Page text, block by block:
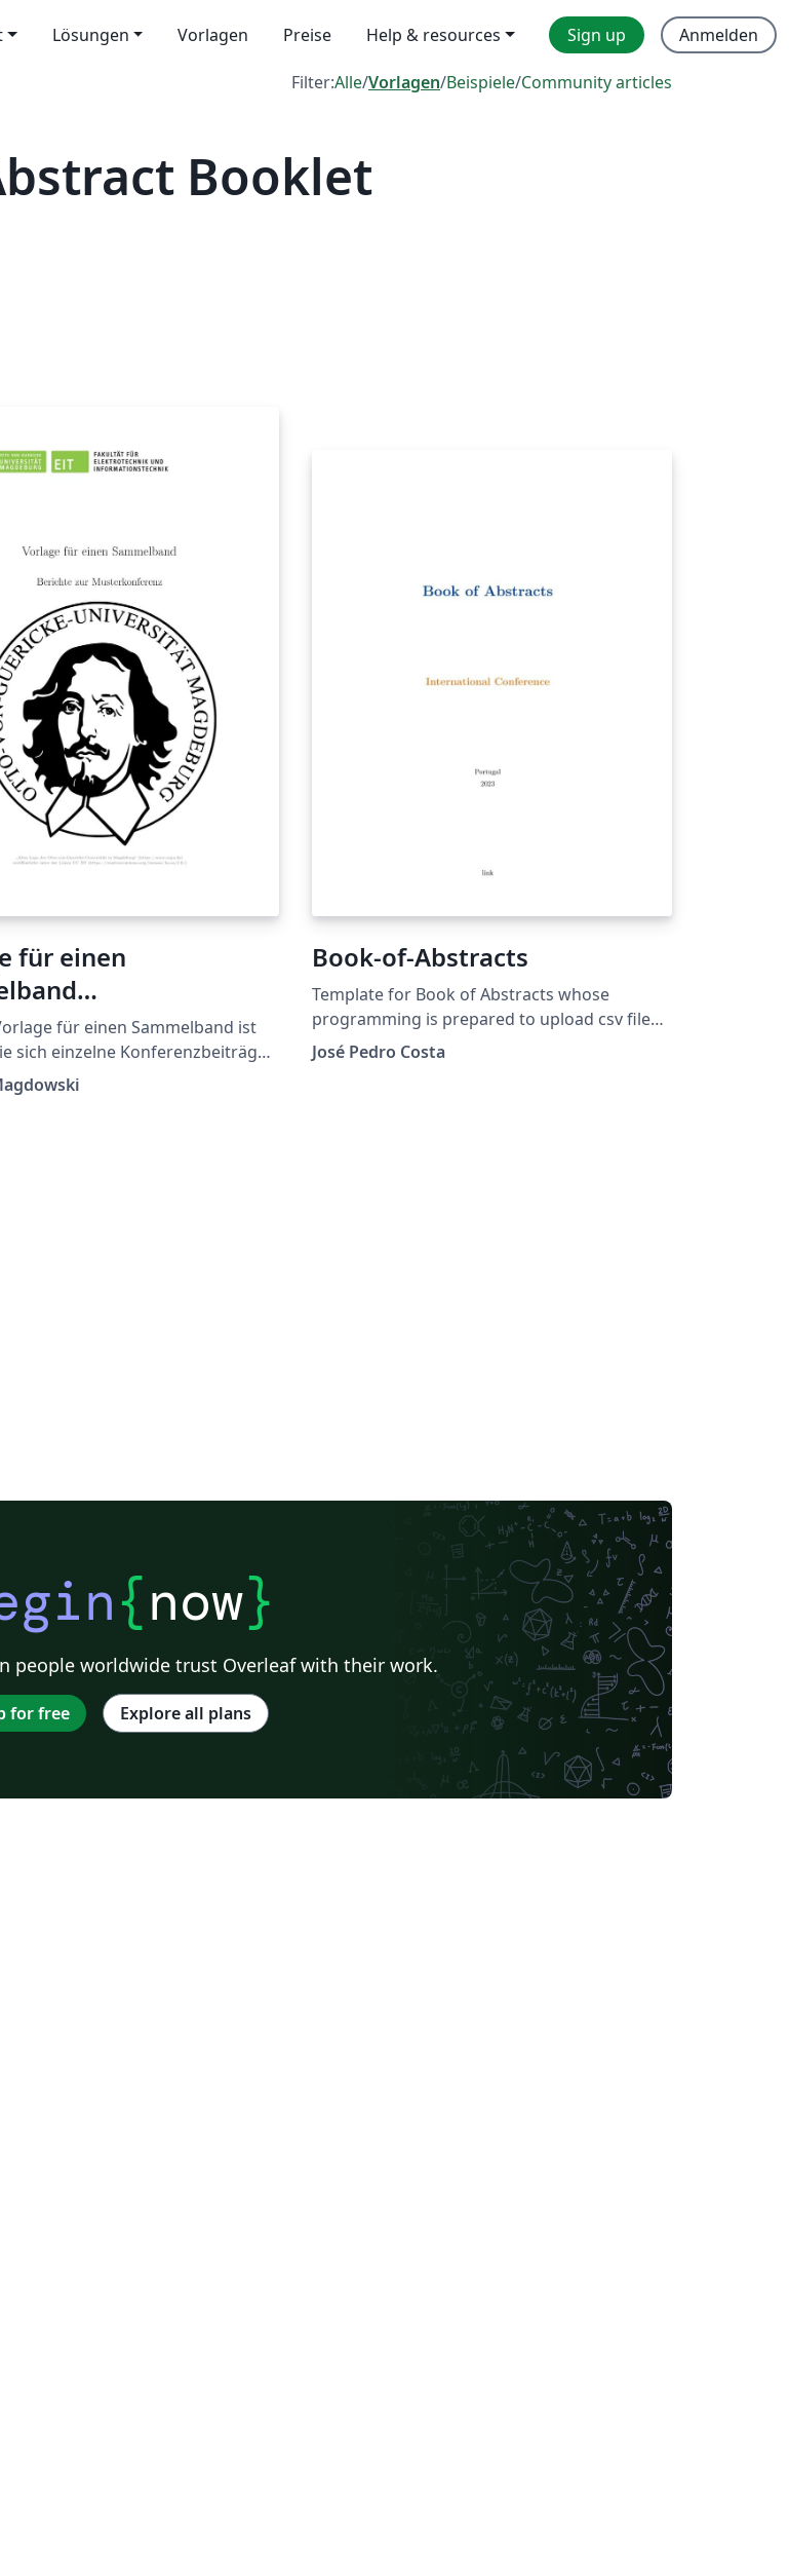
Lösungen Vorlagen Preise Help & resources Sign up Anmelden
Filter:Alle/Vorlagen/Beispiele/Community articles
Booklet
für einen
für einen Sammelband ist
sich einzelne Konferenzbeiträge
Projektbeschreibungen zu einem
Dokument zusammenführen
Book-of-Abstracts
Template for Book of Abstracts whose
programming is prepared to upload csv files,
include Authors Index and include Keywords
Index.
José Pedro Costa
{now}
people worldwide trust Overleaf with their work.
for free Explore all plans